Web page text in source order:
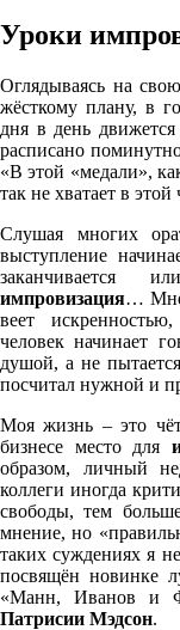
Уроки
Оглядываясь на
жёсткому плану, в
дня в день
расписано
«В этой «медали»,
так не хватает в
Слушая многих
выступление
заканчивается
импровизация… Мне
веет
человек начинает
душой, а не
посчитал нужной и
Моя жизнь – это
бизнесе место для
образом, личный
коллеги иногда
свободы, тем
мнение, но
таких суждениях я
посвящён новинке
«Манн, Иванов и
Патрисии Мэдсон.